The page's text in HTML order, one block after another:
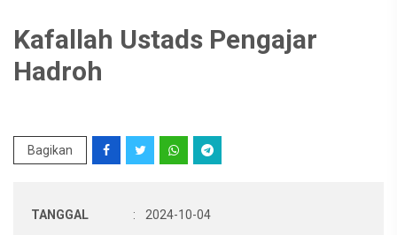
Kafallah Ustads Pengajar
Hadroh
Bagikan
TANGGAL : 2024-10-04